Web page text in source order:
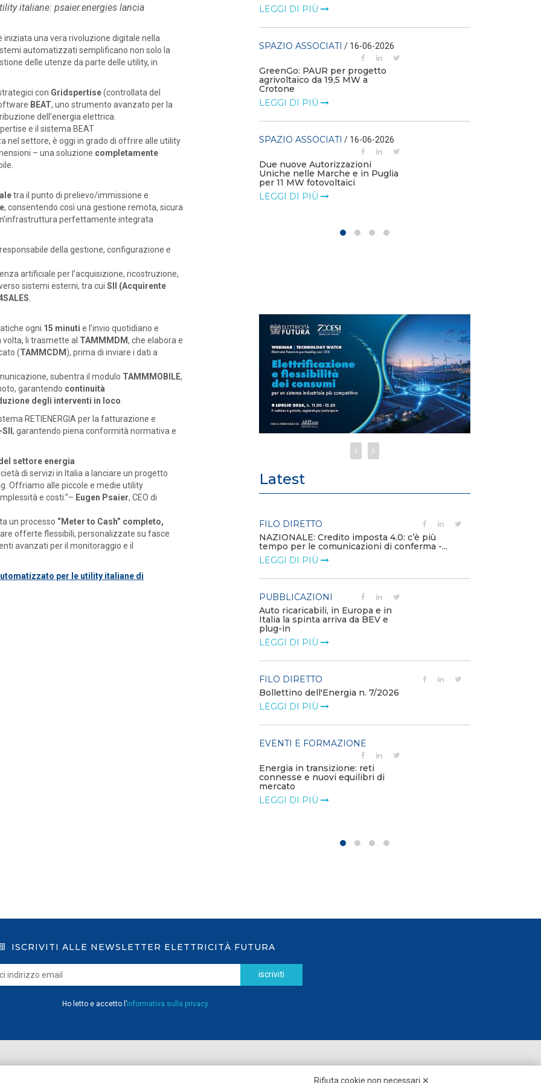
italiane: psaier.energies lancia
iniziata una vera rivoluzione digitale nella
automatizzati semplificano non solo la
delle utenze da parte delle utility, in
con Gridspertise(controllata del
BEAT, uno strumento avanzato per la
dell’energia elettrica.
e il sistema BEAT
nel settore, è oggi in grado di offrire alle utility
– una soluzione completamente
tra il punto di prelievo/immissione e
, consentendo così una gestione remota, sicura
perfettamente integrata
della gestione, configurazione e
artificiale per l’acquisizione, ricostruzione,
sistemi esterni, tra cui SII (Acquirente
ogni 15 minuti e l’invio quotidiano e
volta, li trasmette al TAMMMDM, che elabora e
(TAMMCDM ), prima di inviare i dati a
subentra il modulo TAMMMOBILE,
garantendo continuità
degli interventi in loco
RETIENERGIA per la fatturazione e
, garantendo piena conformità normativa e
settore energia
di servizi in Italia a lanciare un progetto
Offriamo alle piccole e medie utility
e costi.”– Eugen Psaier, CEO di
un processo “Meter to Cash” completo,
offerte flessibili, personalizzate su fasce
avanzati per il monitoraggio e il
per le utility italiane di
LEGGI DI PIÙ
SPAZIO ASSOCIATI / 08-09-2025
Nasce Sun RAEE Consorzio
SPAZIO ASSOCIATI
GreenGo: 120MW di storage autorizzati con il
progetto BESS “San Sostene” in Cala...
LEGGI DI PIÙ
LEGGI DI PIÙ
SPAZIO ASSOCIATI / 16-06-2026
GreenGo: PAUR per progetto
agrivoltaico da 19,5 MW a
Crotone
LEGGI DI PIÙ
SPAZIO ASSOCIATI / 16-06-2026
Due nuove Autorizzazioni
Uniche nelle Marche e in Puglia
per 11 MW fotovoltaici
LEGGI DI PIÙ
Latest
EVENTI E FORMAZIONE
Congresso annuale ATI 2026
FILO DIRETTO
NAZIONALE: Credito imposta 4.0: c’è più
tempo per le comunicazioni di conferma -...
LEGGI DI PIÙ
PUBBLICAZIONI
Auto ricaricabili, in Europa e in
Italia la spinta arriva da BEV e
plug-in
LEGGI DI PIÙ
FILO DIRETTO
Bollettino dell'Energia n. 7/2026
LEGGI DI PIÙ
EVENTI E FORMAZIONE
Energia in transizione: reti
connesse e nuovi equilibri di
mercato
LEGGI DI PIÙ
ISCRIVITI ALLE NEWSLETTER ELETTRICITÀ FUTURA
iscriviti
Ho letto e accetto l’informativa sulla privacy
Seguici su:Rifiuta cookie non necessari ✕